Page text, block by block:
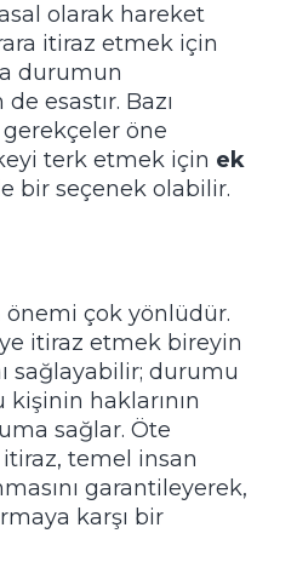
olarak hareket
itiraz etmek için
durumun
de esastır. Bazı
öne
terk etmek için ek
bir seçenek olabilir.
önemi çok yönlüdür.
itiraz etmek bireyin
sağlayabilir; durumu
haklarının
sağlar. Öte
itiraz, temel insan
garantileyerek,
karşı bir